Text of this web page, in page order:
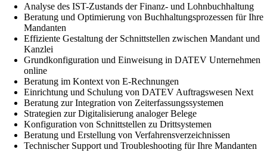
Analyse des IST-Zustands der Finanz- und Lohnbuchhaltung
Beratung und Optimierung von Buchhaltungsprozessen für Ihre
Mandanten
Effiziente Gestaltung der Schnittstellen zwischen Mandant und
Kanzlei
Grundkonfiguration und Einweisung in DATEV Unternehmen
online
Beratung im Kontext von E-Rechnungen
Einrichtung und Schulung von DATEV Auftragswesen Next
Beratung zur Integration von Zeiterfassungssystemen
Strategien zur Digitalisierung analoger Belege
Konfiguration von Schnittstellen zu Drittsystemen
Beratung und Erstellung von Verfahrensverzeichnissen
Technischer Support und Troubleshooting für Ihre Mandanten